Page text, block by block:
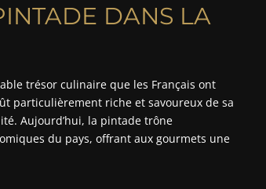
DANS LA
trésor culinaire que les Français ont
particulièrement riche et savoureux de sa
Aujourd’hui, la pintade trône
du pays, offrant aux gourmets une